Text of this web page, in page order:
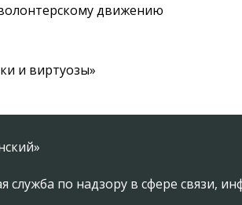
движению
и виртуозы»
по надзору в сфере связи,